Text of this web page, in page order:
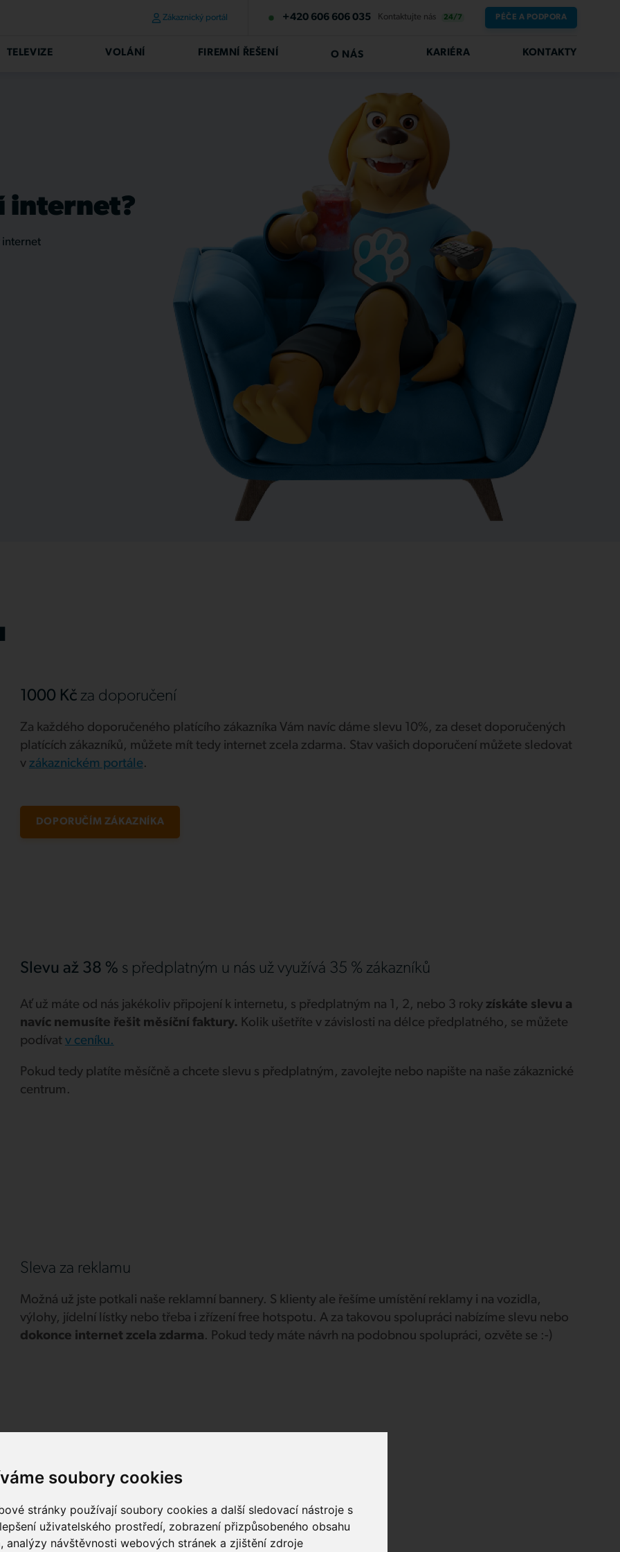
soubory cookies
stránky používají soubory cookies a další sledovací nástroje s
uživatelského prostředí, zobrazení přizpůsobeného obsahu
analýzy návštěvnosti webových stránek a zjištění zdroje
Zákaznický portál +420 606 606 035 Kontaktujte nás 24/7 PÉČE A PODPORA
TELEVIZE VOLÁNÍ FIREMNÍ ŘEŠENÍ O NÁS KARIÉRA KONTAKTY
internet?
internet
1000 Kčza doporučení
Za každého doporučeného platícího zákazníka Vám navíc dáme slevu 10%, za deset doporučených
platících zákazníků, můžete mít tedy internet zcela zdarma. Stav vašich doporučení můžete sledovat
v zákaznickém portále.
DOPORUČÍM ZÁKAZNÍKA
Slevu až 38 % s předplatným u nás už využívá 35 % zákazníků
Ať už máte od nás jakékoliv připojení k internetu, s předplatným na 1, 2, nebo 3 roky získáte slevu a
navíc nemusíte řešit měsíční faktury. Kolik ušetříte v závislosti na délce předplatného, se můžete
podívat v ceníku.
Pokud tedy platíte měsíčně a chcete slevu s předplatným, zavolejte nebo napište na naše zákaznické
centrum.
Sleva za reklamu
Možná už jste potkali naše reklamní bannery. S klienty ale řešíme umístění reklamy i na vozidla,
výlohy, jídelní lístky nebo třeba i zřízení free hotspotu. A za takovou spolupráci nabízíme slevu nebo
dokonce internet zcela zdarma. Pokud tedy máte návrh na podobnou spolupráci, ozvěte se :-)
Spolupráce s firmami